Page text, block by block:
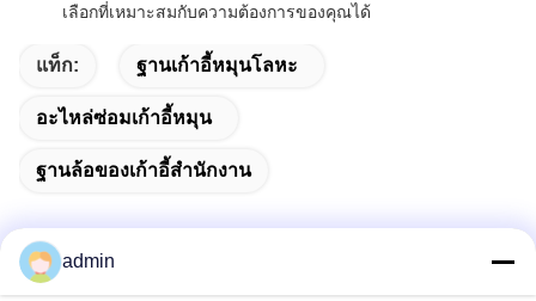
เลือกที่เหมาะสมกับความต้องการของคุณได้
แท็ก: ฐานเก้าอี้หมุนโลหะ
อะไหล่ซ่อมเก้าอี้หมุน
ฐานล้อของเก้าอี้สํานักงาน
admin